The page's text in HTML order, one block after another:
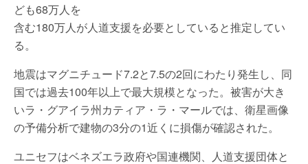
ども68万人を
含む180万人が人道支援を必要としていると推定してい
る。
地震はマグニチュード7.2と7.5の2回にわたり発生し、同
国では過去100年以上で最大規模となった。被害が大き
いラ・グアイラ州カティア・ラ・マールでは、衛星画像
の予備分析で建物の3分の1近くに損傷が確認された。
ユニセフはベネズエラ政府や国連機関、人道支援団体と